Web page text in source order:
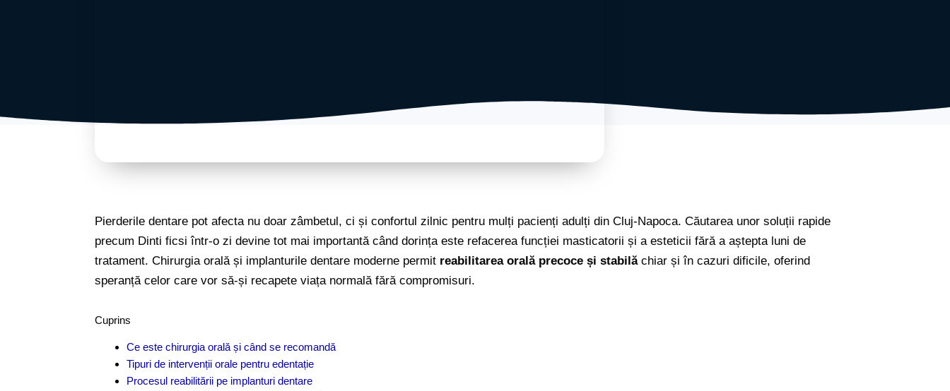
Pierderile dentare pot afecta nu doar zâmbetul, ci și confortul zilnic pentru mulți pacienți adulți din Cluj-Napoca. Căutarea unor soluții rapide
precum Dinti ficsi într-o zi devine tot mai importantă când dorința este refacerea funcției masticatorii și a esteticii fără a aștepta luni de
tratament. Chirurgia orală și implanturile dentare moderne permit reabilitarea orală precoce și stabilăchiar și în cazuri dificile, oferind
speranță celor care vor să-și recapete viața normală fără compromisuri.
Cuprins
Ce este chirurgia orală și când se recomandă
Tipuri de intervenții orale pentru edentație
Procesul reabilitării pe implanturi dentare